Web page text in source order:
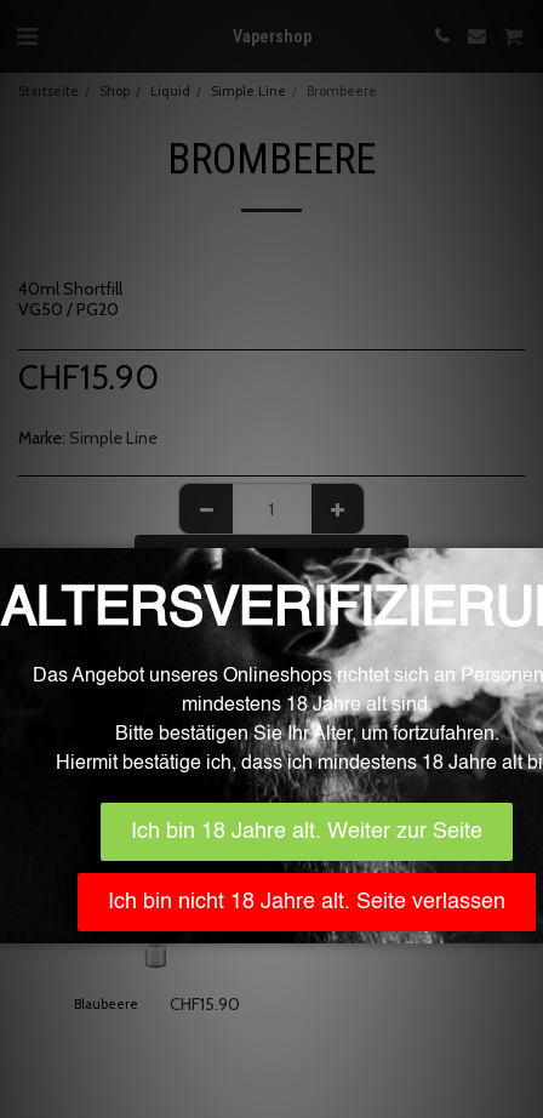
Vapershop
Startseite Shop Liquid Simple Line Brombeere
BROMBEERE
40ml Shortfill
VG50 / PG20
CHF15.90
Marke: Simple Line
IN DEN EINKAUFSWAGEN LEGEN
Verwandte Produkte
Aprikose CHF15.90 Beerenmix CHF15.90
Blaubeere CHF15.90